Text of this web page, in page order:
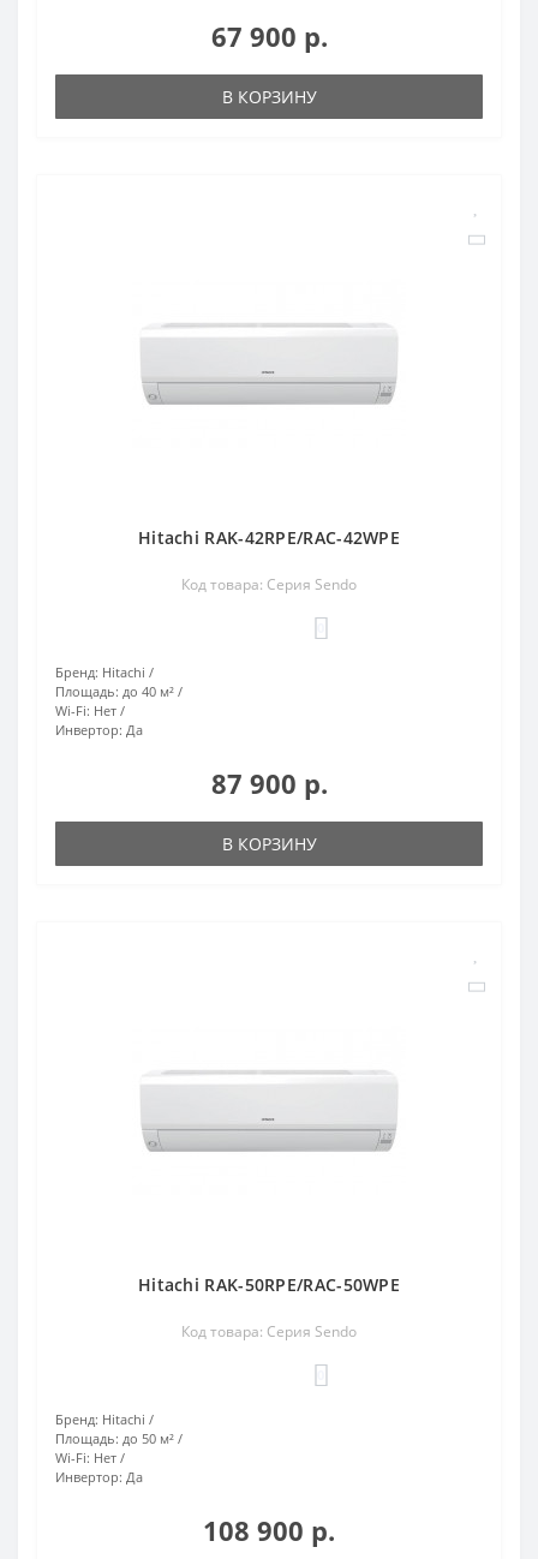
67 900 р.
В КОРЗИНУ
Hitachi RAK-42RPE/RAC-42WPE
Код товара: Серия Sendo
Бренд: Hitachi
Площадь: до 40 м²
Wi-Fi: Нет
Инвертор: Да
87 900 р.
В КОРЗИНУ
Hitachi RAK-50RPE/RAC-50WPE
Код товара: Серия Sendo
Бренд: Hitachi
Площадь: до 50 м²
Wi-Fi: Нет
Инвертор: Да
108 900 р.